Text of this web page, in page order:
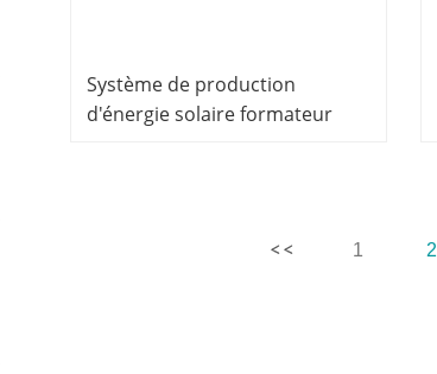
Système de production
d'énergie solaire formateur
1 2